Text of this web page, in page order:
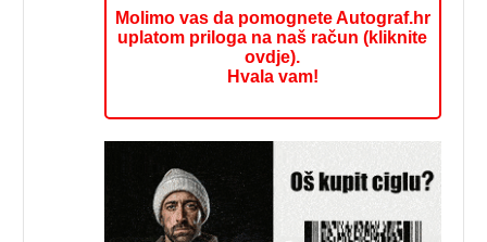
Molimo vas da pomognete Autograf.hr
uplatom priloga na naš račun (kliknite
ovdje).
Hvala vam!